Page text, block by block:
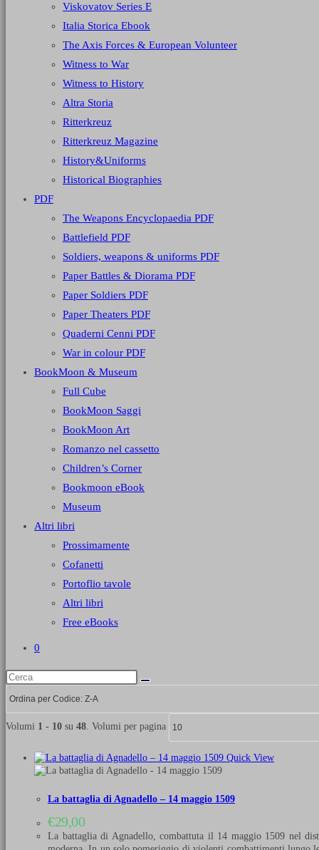
Viskovatov Series E
Italia Storica Ebook
The Axis Forces & European Volunteer
Witness to War
Witness to History
Altra Storia
Ritterkreuz
Ritterkreuz Magazine
History&Uniforms
Historical Biographies
PDF
The Weapons Encyclopaedia PDF
Battlefield PDF
Soldiers, weapons & uniforms PDF
Paper Battles & Diorama PDF
Paper Soldiers PDF
Paper Theaters PDF
Quaderni Cenni PDF
War in colour PDF
BookMoon & Museum
Full Cube
BookMoon Saggi
BookMoon Art
Romanzo nel cassetto
Children’s Corner
Bookmoon eBook
Museum
Altri libri
Prossimamente
Cofanetti
Portoflio tavole
Altri libri
Free eBooks
0
Volumi 1 - 10 su 48. Volumi per pagina
Quick View
La battaglia di Agnadello – 14 maggio 1509
€29,00
La battaglia di Agnadello, combattuta il 14 maggio 1509 nel